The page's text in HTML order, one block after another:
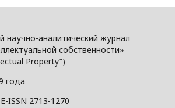
научно-аналитический журнал
собственности»
Property”)
года
ISSN 2713-1270